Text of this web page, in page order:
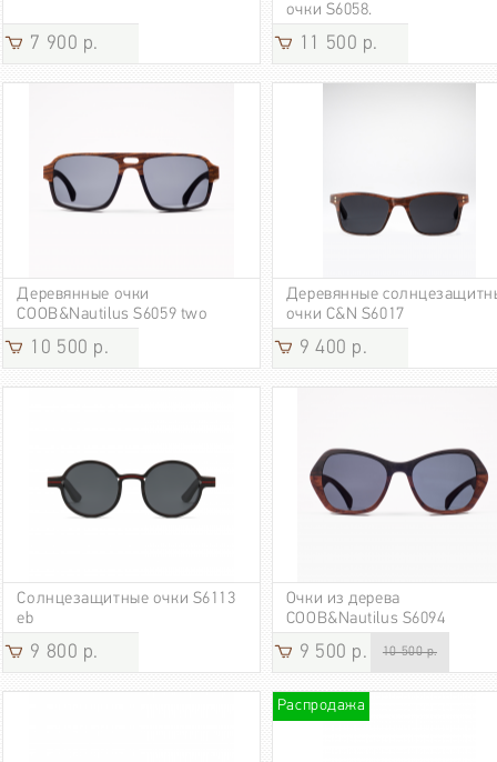
7 900 р.
очки S6058.
11 500 р.
Деревянные очки
COOB&Nautilus S6059 two
tones.
10 500 р.
Деревянные
очки C&N S6017
9 400 р.
Солнцезащитные очки S6113
eb
9 800 р.
Очки из дерева
COOB&Nautilus S6094
9 500 р. 10 500 р.
Распродажа